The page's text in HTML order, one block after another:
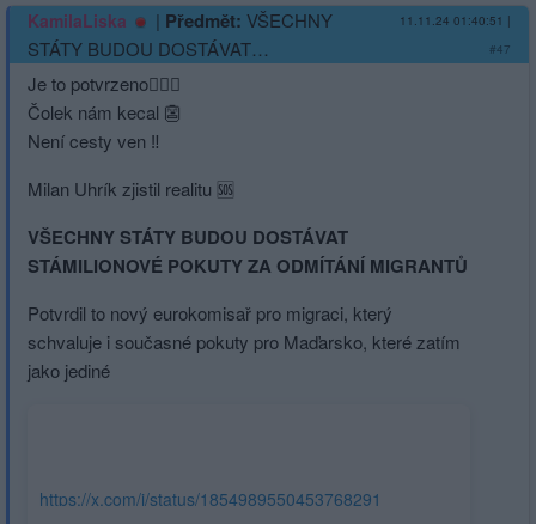
KamilaLiska | Předmět: VŠECHNY
STÁTY BUDOU DOSTÁVAT…
11.11.24 01:40:51 |
#47
Je to potvrzeno🤦🏻‍♂️
Čolek nám kecal 👺
Není cesty ven ‼️
Milan Uhrík zjistil realitu 🆘
VŠECHNY STÁTY BUDOU DOSTÁVAT
STÁMILIONOVÉ POKUTY ZA ODMÍTÁNÍ MIGRANTŮ
Potvrdil to nový eurokomisař pro migraci, který
schvaluje i současné pokuty pro Maďarsko, které zatím
jako jediné
https://x.com/i/status/1854989550453768291